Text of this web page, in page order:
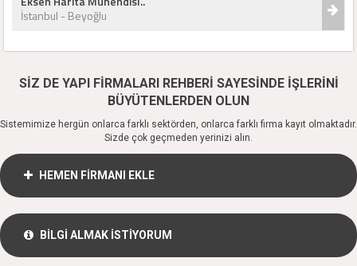
İstanbul - Beyoğlu
SİZ DE YAPI FİRMALARI REHBERİ SAYESİNDE İŞLERİNİ
BÜYÜTENLERDEN OLUN
Sistemimize hergün onlarca farklı sektörden, onlarca farklı firma kayıt olmaktadır.
Sizde çok geçmeden yerinizi alın.
HEMEN FİRMANI EKLE
BİLGİ ALMAK İSTİYORUM